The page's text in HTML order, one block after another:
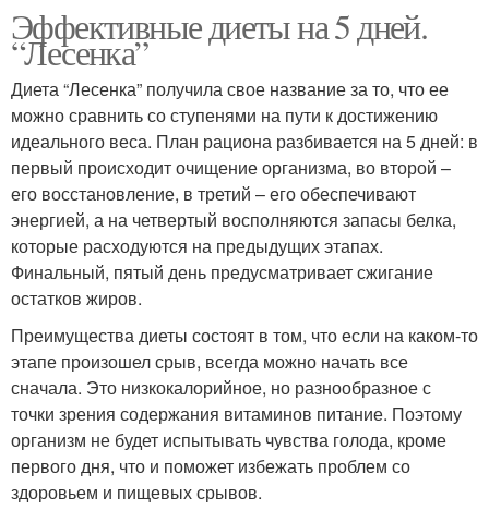
Эффективные диеты на 5 дней.
“Лесенка”
Диета “Лесенка” получила свое название за то, что ее
можно сравнить со ступенями на пути к достижению
идеального веса. План рациона разбивается на 5 дней: в
первый происходит очищение организма, во второй –
его восстановление, в третий – его обеспечивают
энергией, а на четвертый восполняются запасы белка,
которые расходуются на предыдущих этапах.
Финальный, пятый день предусматривает сжигание
остатков жиров.
Преимущества диеты состоят в том, что если на каком-то
этапе произошел срыв, всегда можно начать все
сначала. Это низкокалорийное, но разнообразное с
точки зрения содержания витаминов питание. Поэтому
организм не будет испытывать чувства голода, кроме
первого дня, что и поможет избежать проблем со
здоровьем и пищевых срывов.